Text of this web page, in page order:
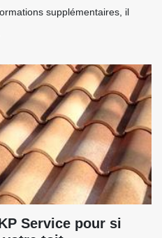
supplémentaires, il
Service pour si